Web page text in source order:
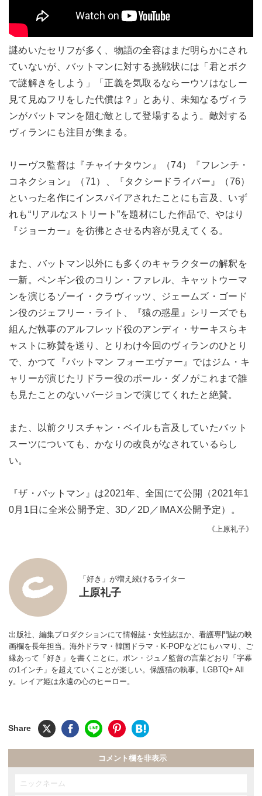
謎めいたセリフが多く、物語の全容はまだ明らかにされ
ていないが、バットマンに対する挑戦状には「君とボク
で謎解きをしよう」「正義を気取るならーウソはなしー
見て見ぬフリをした代償は？」とあり、未知なるヴィラ
ンがバットマンを阻む敵として登場するよう。敵対する
ヴィランにも注目が集まる。
リーヴス監督は『チャイナタウン』（74）『フレンチ・
コネクション』（71）、『タクシードライバー』（76）
といった名作にインスパイアされたことにも言及、いず
れも“リアルなストリート”を題材にした作品で、やはり
『ジョーカー』を彷彿とさせる内容が見えてくる。
また、バットマン以外にも多くのキャラクターの解釈を
一新。ペンギン役のコリン・ファレル、キャットウーマ
ンを演じるゾーイ・クラヴィッツ、ジェームズ・ゴード
ン役のジェフリー・ライト、『猿の惑星』シリーズでも
組んだ執事のアルフレッド役のアンディ・サーキスらキ
ャストに称賛を送り、とりわけ今回のヴィランのひとり
で、かつて『バットマン フォーエヴァー』ではジム・キ
ャリーが演じたリドラー役のポール・ダノがこれまで誰
も見たことのないバージョンで演じてくれたと絶賛。
また、以前クリスチャン・ベイルも言及していたバット
スーツについても、かなりの改良がなされているらし
い。
『ザ・バットマン』は2021年、全国にて公開（2021年1
0月1日に全米公開予定、3D／2D／IMAX公開予定）。
《上原礼子》
「好き」が増え続けるライター
上原礼子
出版社、編集プロダクションにて情報誌・女性誌ほか、看護専門誌の映
画欄を長年担当。海外ドラマ・韓国ドラマ・K-POPなどにもハマり、ご
縁あって「好き」を書くことに。ポン・ジュノ監督の言葉どおり「字幕
の1インチ」を超えていくことが楽しい。保護猫の執事。LGBTQ+ All
y。レイア姫は永遠の心のヒーロー。
コメント欄を非表示